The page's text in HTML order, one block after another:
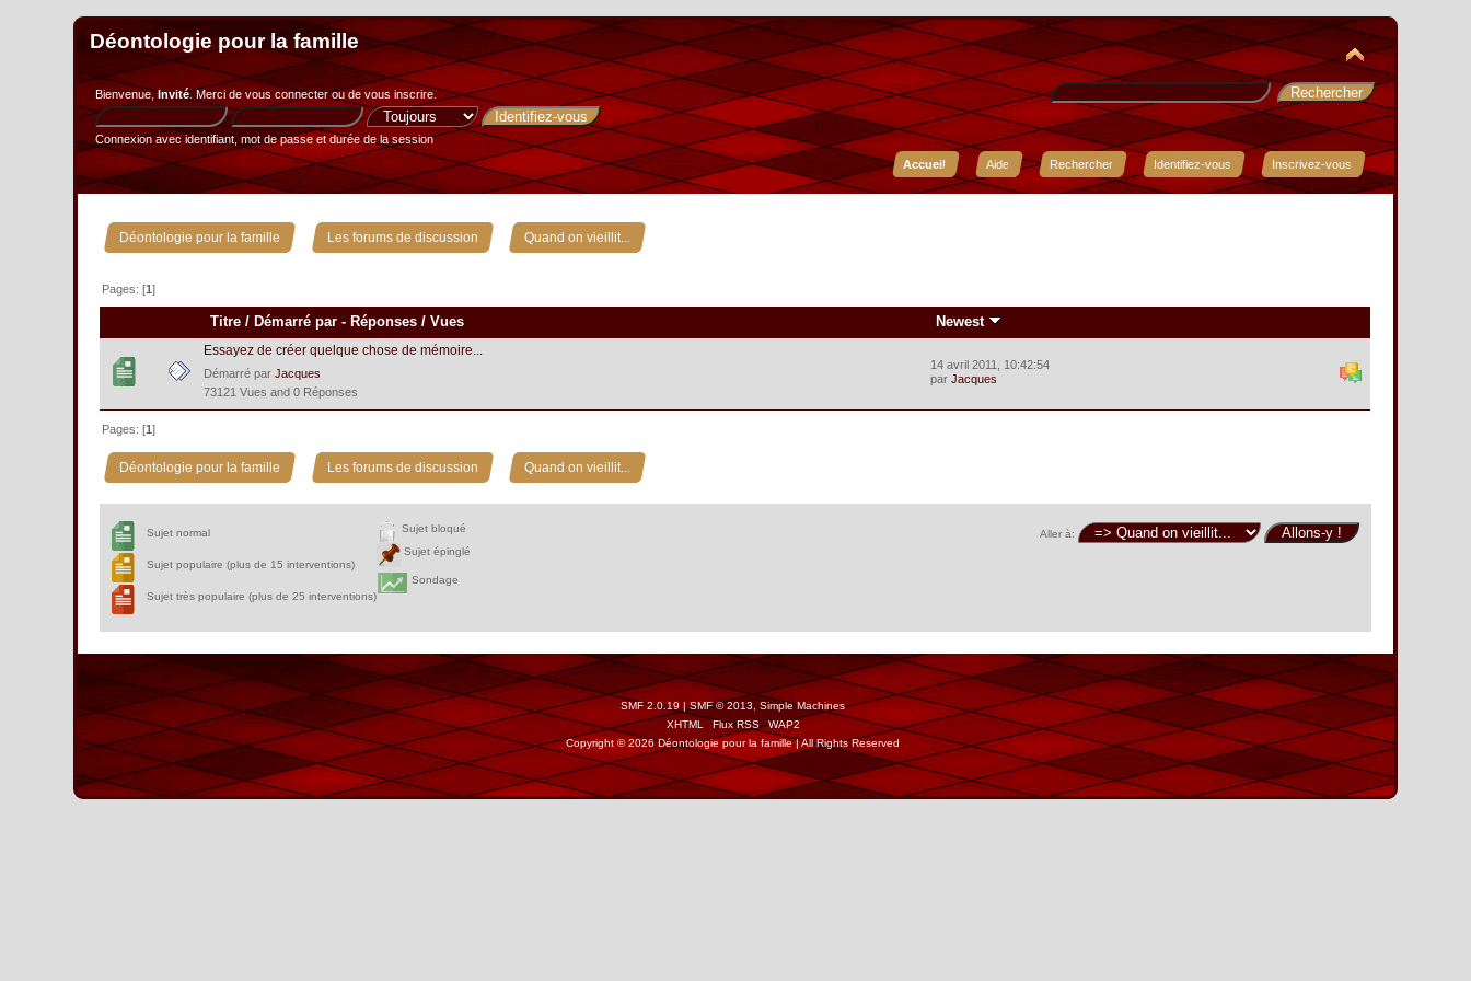
Déontologie pour la famille
Bienvenue,Invité. Merci devous connecterou devous inscrire.
Connexion avec identifiant, mot de passe et durée de la session
Accueil
Aide Rechercher Identifiez-vous Inscrivez-vous
Déontologie pour la famille » Les forums de discussion » Quand on vieillit...
Pages: [1]
Titre / Démarré par - Réponses /Vues Newest
Essayez de créer quelque chose de mémoire...
Démarré parJacques
73121 Vues and 0 Réponses
14 avril 2011, 10:42:54
parJacques
Pages: [1]
Déontologie pour la famille » Les forums de discussion » Quand on vieillit...
Aller à:
Sujet normal
Sujet populaire (plus de 15 interventions)
Sujet très populaire (plus de 25 interventions)
Sujet bloqué
Sujet épinglé
Sondage
SMF 2.0.19 | SMF © 2013
Simple Machines
XHTML
Flux RSS
WAP2
Copyright © 2026 Déontologie pour la famille | All Rights Reserved